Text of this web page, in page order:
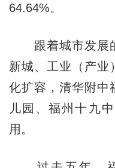
64.64%。
跟着城市发展的
新城、工业（产业
化扩容，清华附中
儿园、福州十九
用。